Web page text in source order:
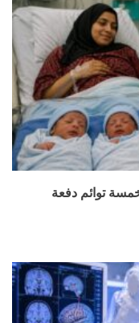
توائم دفعة